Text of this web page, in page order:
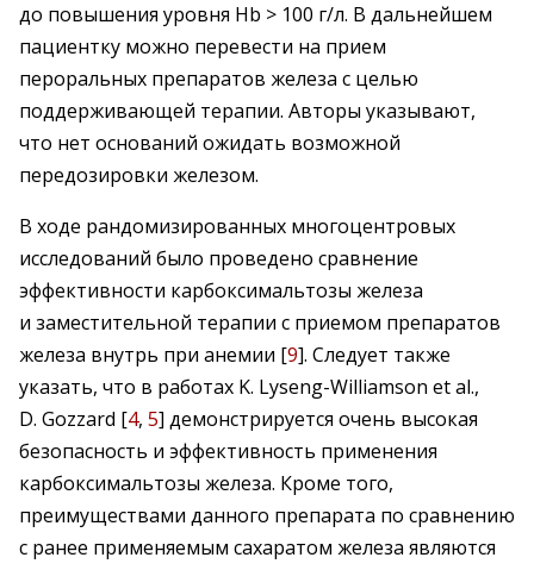
до повы­шения уровня Hb > 100 г/л. В дальнейшем
пациентку можно перевести на прием
пероральных препаратов железа c целью
поддерживающей терапии. Авторы указывают,
что нет оснований ожидать возможной
передозировки железом.
В ходе рандомизированных многоцентровых
исследований было проведено сравнение
эффективности карбоксимальтозы желе­за
и заместительной терапии с приемом препаратов
железа внутрь при анемии [9]. Следует также
указать, что в работах K. Lyseng-Williamson et al.,
D. Gozzard [4, 5] демонстрируется очень высокая
безопасность и эффективность применения
карбоксимальтозы железа. Кроме того,
преимуществами данного препарата по сравнению
с ранее применяемым сахаратом железа являются